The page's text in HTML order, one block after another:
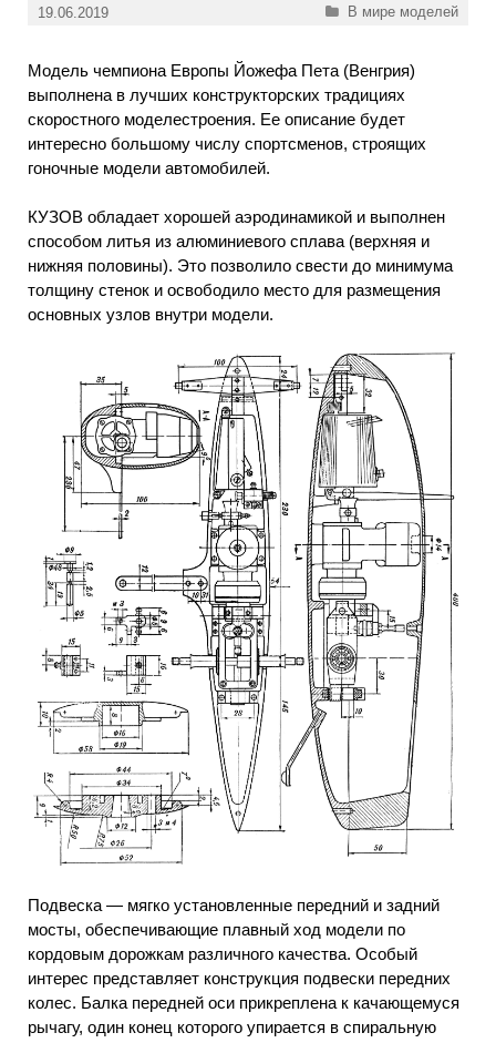
19.06.2019 Рубрики
В мире моделей
Модель чемпиона Европы Йожефа Пета (Венгрия)
выполнена в лучших конструкторских традициях
скоростного моделестроения. Ее описание будет
интересно большому числу спортсменов, строящих
гоночные модели автомобилей.
КУЗОВ обладает хорошей аэродинамикой и выполнен
способом литья из алюминиевого сплава (верхняя и
нижняя половины). Это позволило свести до минимума
толщину стенок и освободило место для размещения
основных узлов внутри модели.
Подвеска — мягко установленные передний и задний
мосты, обеспечивающие плавный ход модели по
кордовым дорожкам различного качества. Особый
интерес представляет конструкция подвески передних
колес. Балка передней оси прикреплена к качающемуся
рычагу, один конец которого упирается в спиральную